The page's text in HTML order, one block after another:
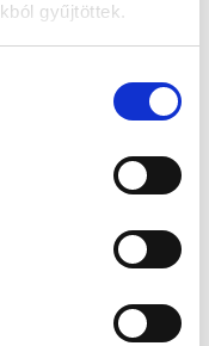
gyűjtöttek.
Biztonságos